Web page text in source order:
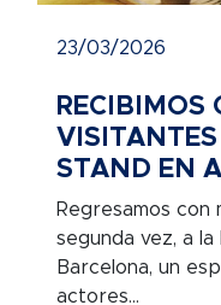
23/03/2026
RECIBIMOS
STAND EN
Regresamos con
segunda vez, a
Barcelona, un
actores...